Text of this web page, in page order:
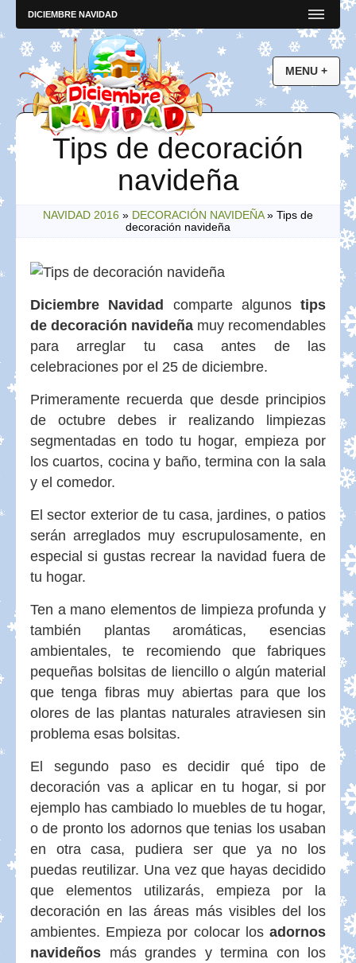
DICIEMBRE NAVIDAD
Tips de decoración
navideña
NAVIDAD 2016 » DECORACIÓN NAVIDEÑA» Tips de
decoración navideña
Diciembre Navidad comparte algunos tips
de decoración navideña muy recomendables
para arreglar tu casa antes de las
celebraciones por el 25 de diciembre.
Primeramente recuerda que desde principios
de octubre debes ir realizando limpiezas
segmentadas en todo tu hogar, empieza por
los cuartos, cocina y baño, termina con la sala
y el comedor.
El sector exterior de tu casa, jardines, o patios
serán arreglados muy escrupulosamente, en
especial si gustas recrear la navidad fuera de
tu hogar.
Ten a mano elementos de limpieza profunda y
también plantas aromáticas, esencias
ambientales, te recomiendo que fabriques
pequeñas bolsitas de liencillo o algún material
que tenga fibras muy abiertas para que los
olores de las plantas naturales atraviesen sin
problema esas bolsitas.
El segundo paso es decidir qué tipo de
decoración vas a aplicar en tu hogar, si por
ejemplo has cambiado lo muebles de tu hogar,
o de pronto los adornos que tenias los usaban
en otra casa, pudiera ser que ya no los
puedas reutilizar. Una vez que hayas decidido
que elementos utilizarás, empieza por la
decoración en las áreas más visibles del los
ambientes. Empieza por colocar los adornos
navideños más grandes y termina con los